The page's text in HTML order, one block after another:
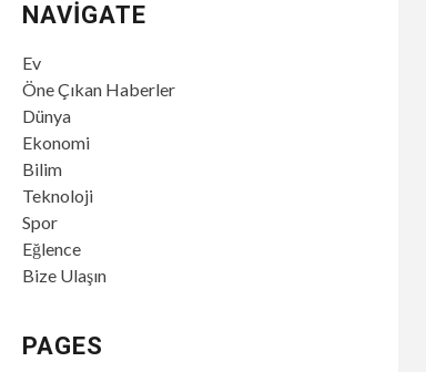
NAVIGATE
Ev
Öne Çıkan Haberler
Dünya
Ekonomi
Bilim
Teknoloji
Spor
Eğlence
Bize Ulaşın
PAGES